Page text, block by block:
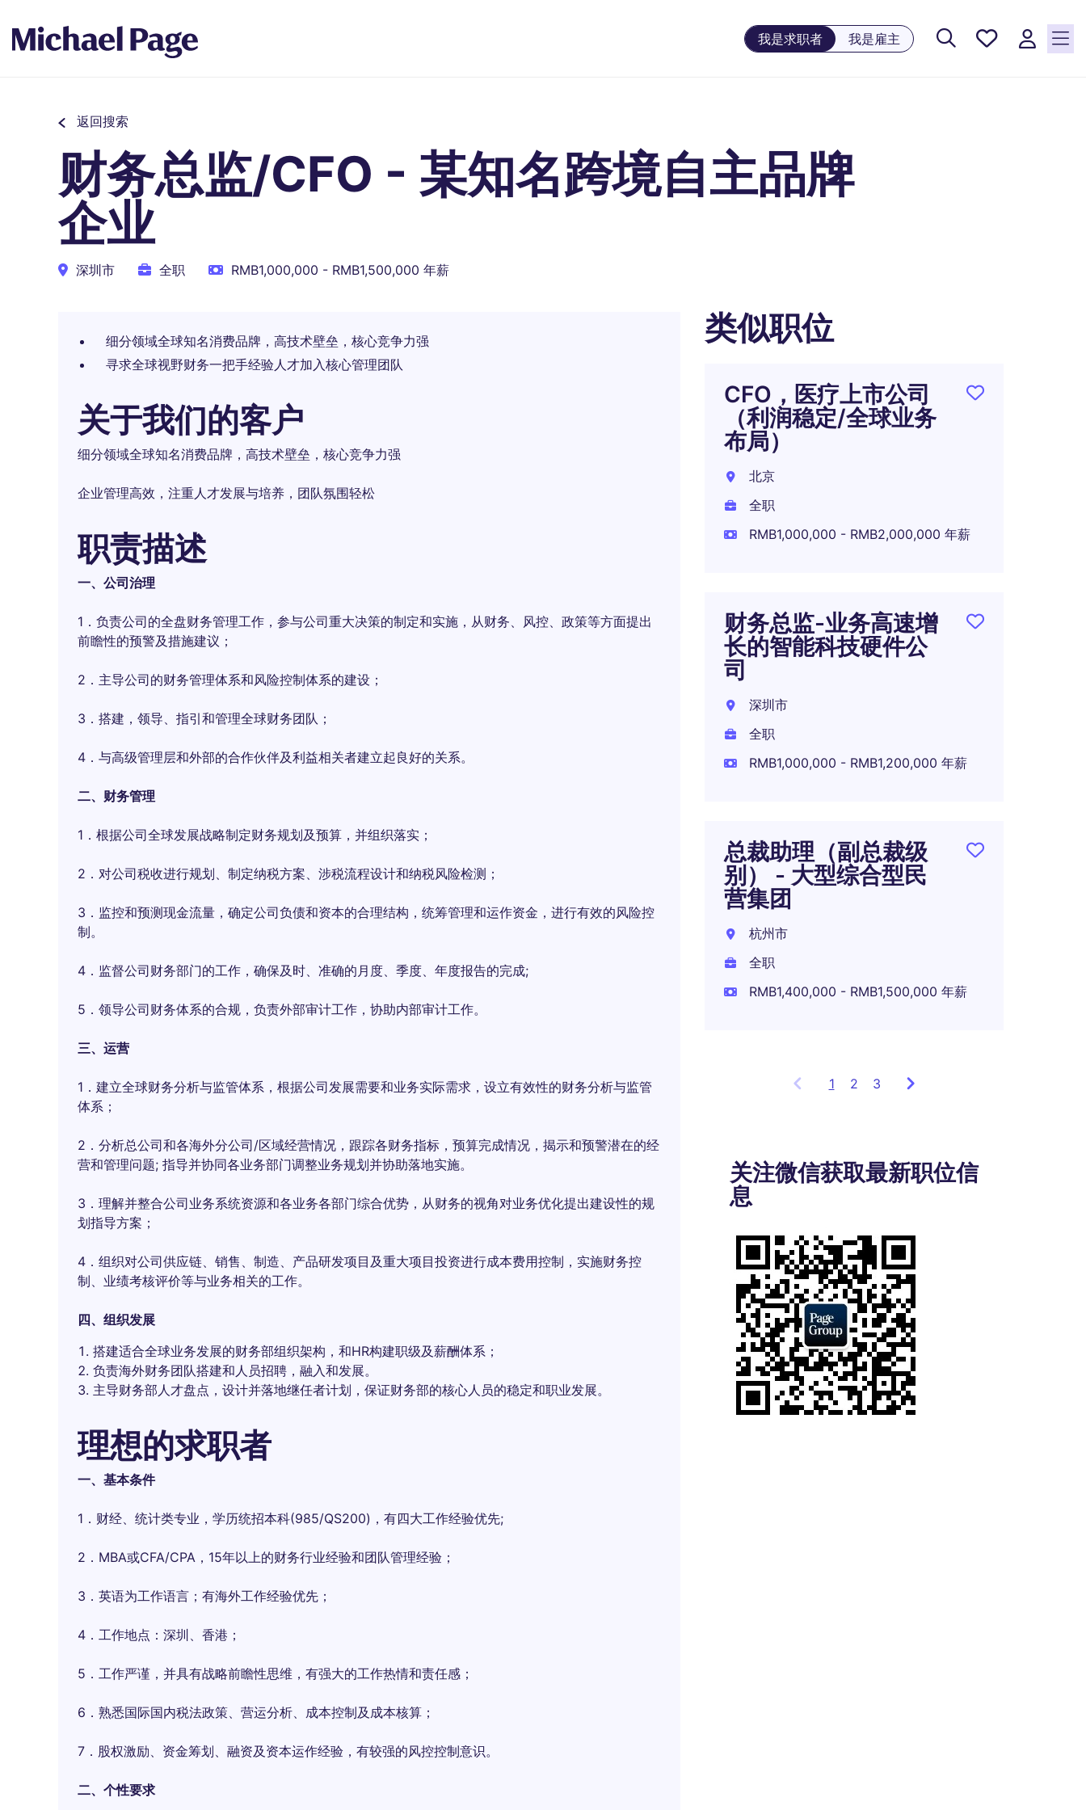
我是求职者 我是雇主
保存工
返回搜索
财务总监/CFO - 某知名跨境自主品牌
企业
深圳市 全职 RMB1,000,000 - RMB1,500,000 年薪
细分领域全球知名消费品牌，高技术壁垒，核心竞争力强
寻求全球视野财务一把手经验人才加入核心管理团队
关于我们的客户
细分领域全球知名消费品牌，高技术壁垒，核心竞争力强
企业管理高效，注重人才发展与培养，团队氛围轻松
职责描述
一、公司治理
1．负责公司的全盘财务管理工作，参与公司重大决策的制定和实施，从财务、风控、政策等方面提出
前瞻性的预警及措施建议；
2．主导公司的财务管理体系和风险控制体系的建设；
3．搭建，领导、指引和管理全球财务团队；
4．与高级管理层和外部的合作伙伴及利益相关者建立起良好的关系。
二、财务管理
1．根据公司全球发展战略制定财务规划及预算，并组织落实；
2．对公司税收进行规划、制定纳税方案、涉税流程设计和纳税风险检测；
3．监控和预测现金流量，确定公司负债和资本的合理结构，统筹管理和运作资金，进行有效的风险控
制。
4．监督公司财务部门的工作，确保及时、准确的月度、季度、年度报告的完成;
5．领导公司财务体系的合规，负责外部审计工作，协助内部审计工作。
三、运营
1．建立全球财务分析与监管体系，根据公司发展需要和业务实际需求，设立有效性的财务分析与监管
体系；
2．分析总公司和各海外分公司/区域经营情况，跟踪各财务指标，预算完成情况，揭示和预警潜在的经
营和管理问题; 指导并协同各业务部门调整业务规划并协助落地实施。
3．理解并整合公司业务系统资源和各业务各部门综合优势，从财务的视角对业务优化提出建设性的规
划指导方案；
4．组织对公司供应链、销售、制造、产品研发项目及重大项目投资进行成本费用控制，实施财务控
制、业绩考核评价等与业务相关的工作。
四、组织发展
搭建适合全球业务发展的财务部组织架构，和HR构建职级及薪酬体系；
负责海外财务团队搭建和人员招聘，融入和发展。
主导财务部人才盘点，设计并落地继任者计划，保证财务部的核心人员的稳定和职业发展。
理想的求职者
一、基本条件
1．财经、统计类专业，学历统招本科(985/QS200)，有四大工作经验优先;
2．MBA或CFA/CPA，15年以上的财务行业经验和团队管理经验；
3．英语为工作语言；有海外工作经验优先；
4．工作地点：深圳、香港；
5．工作严谨，并具有战略前瞻性思维，有强大的工作热情和责任感；
6．熟悉国际国内税法政策、营运分析、成本控制及成本核算；
7．股权激励、资金筹划、融资及资本运作经验，有较强的风控控制意识。
二、个性要求
类似职位
CFO，医疗上市公司
（利润稳定/全球业务
布局）
北京
全职
RMB1,000,000 - RMB2,000,000 年薪
财务总监-业务高速增
长的智能科技硬件公
司
深圳市
全职
RMB1,000,000 - RMB1,200,000 年薪
总裁助理（副总裁级
别） - 大型综合型民
营集团
杭州市
全职
RMB1,400,000 - RMB1,500,000 年薪
1 Showing
3
of
2 3
关注微信获取最新职位信
息